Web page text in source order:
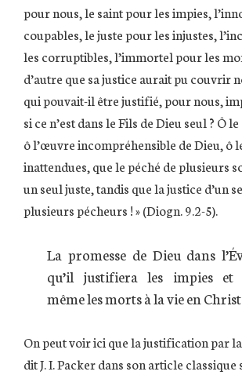
pour nous, le saint pour les impies,
coupables, le juste pour les injustes,
les corruptibles, l’immortel pour les
d’autre que sa justice aurait pu couvrir
qui pouvait-il être justifié, pour nous,
si ce n’est dans le Fils de Dieu seul ? Ô
ô l’œuvre incompréhensible de Dieu, ô
inattendues, que le péché de plusieurs
un seul juste, tandis que la justice d’un
plusieurs pécheurs ! » (Diogn. 9.2-5).
La promesse de Dieu dans
qu’il justifiera les impies et
même les morts à la vie en
On peut voir ici que la justification par
dit J. I. Packer dans son article classique